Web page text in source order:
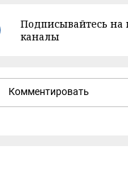
Подписывайтесь
каналы
Комментировать